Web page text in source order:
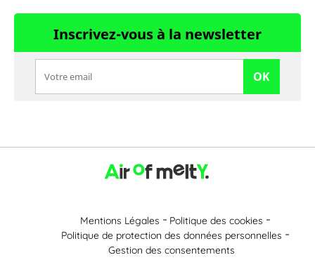
Inscrivez-vous à la newsletter
OK
Mentions Légales
Politique des cookies
Politique de protection des données personnelles
Gestion des consentements